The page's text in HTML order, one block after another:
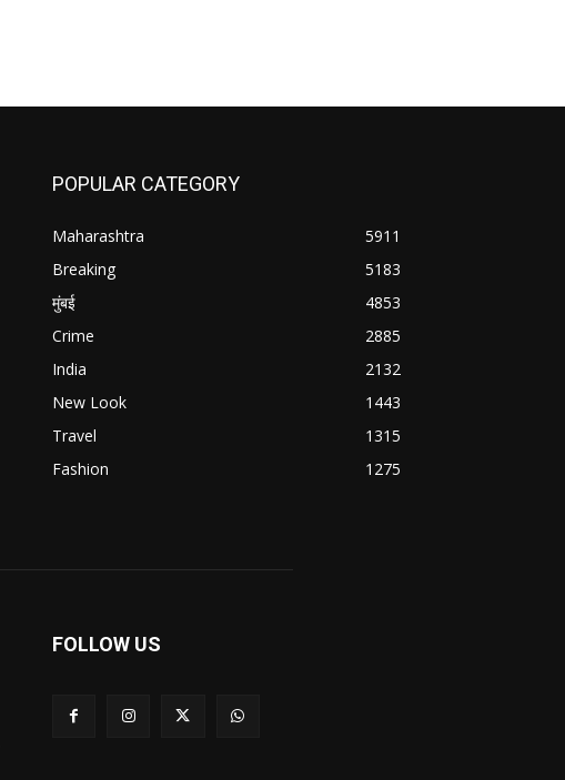
POPULAR CATEGORY
Maharashtra
5911
Breaking
5183
मुंबई
4853
Crime
2885
India
2132
New Look
1443
Travel
1315
Fashion
1275
FOLLOW US